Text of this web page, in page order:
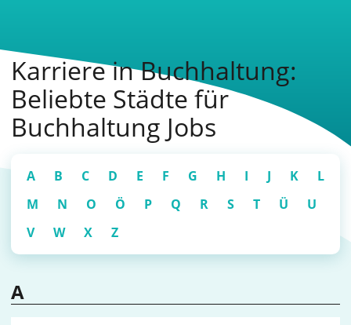
Karriere in Buchhaltung:
Beliebte Städte für
Buchhaltung Jobs
A B C D E F G H I J K
L
M
N O Ö P Q R S T Ü
U
V
W X Z
A